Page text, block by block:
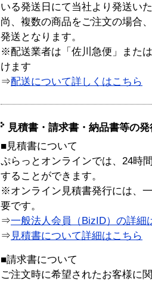
いる発送日にて当社より発送い
尚、複数の商品をご注文の場合
発送となります。
※配送業者は「佐川急便」また
けます
⇒配送について詳しくはこちら
見積書・請求書・納品書等の
■見積書について
ぷらっとオンラインでは、24時
することができます。
※オンライン見積書発行には、
要です。
⇒一般法人会員（BizID）の詳細
⇒ 見積書について詳細はこちら
■請求書について
ご注文時に希望されたお客様に